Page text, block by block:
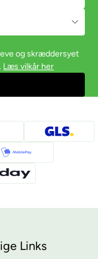
og skræddersyet
Læs vilkår her
Links